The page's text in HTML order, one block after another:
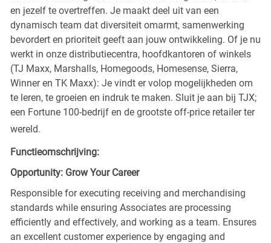
en jezelf te overtreffen. Je maakt deel uit van een
dynamisch team dat diversiteit omarmt, samenwerking
bevordert en prioriteit geeft aan jouw ontwikkeling. Of je nu
werkt in onze distributiecentra, hoofdkantoren of winkels
(TJ Maxx, Marshalls, Homegoods, Homesense, Sierra,
Winner en TK Maxx): Je vindt er volop mogelijkheden om
te leren, te groeien en indruk te maken. Sluit je aan bij TJX;
een Fortune 100-bedrijf en de grootste off-price retailer ter
wereld.
Functieomschrijving:
Opportunity: Grow Your Career
Responsible for executing receiving and merchandising
standards while ensuring Associates are processing
efficiently and effectively, and working as a team. Ensures
an excellent customer experience by engaging and